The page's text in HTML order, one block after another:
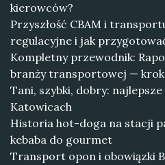
kierowców?
Przyszłość CBAM i
regulacyjne i jak
Kompletny przewodnik:
branży transportowej —
Tani, szybki, dobry:
Katowicach
Historia hot-doga na stacji
kebaba do gourmet
Transport opon i obowiązki